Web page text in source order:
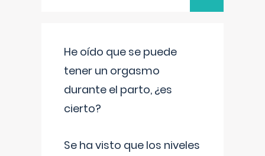
He oído que se puede
tener un orgasmo
durante el parto, ¿es
cierto?
Se ha visto que los niveles